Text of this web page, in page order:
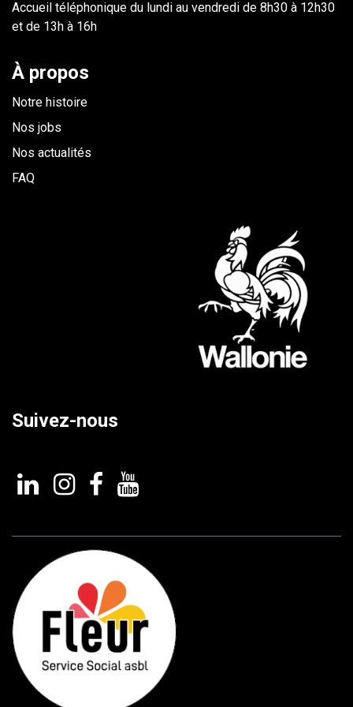
Accueil téléphonique du lundi au vendredi de 8h30 à 12h30
et de 13h à 16h
À propos
Notre histoire
Nos jobs
Nos actualités
FAQ
Suivez-nous